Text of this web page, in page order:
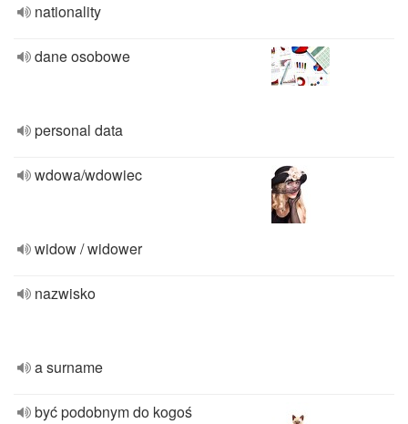
nationality
dane osobowe
personal data
wdowa/wdowiec
widow / widower
nazwisko
a surname
być podobnym do kogoś